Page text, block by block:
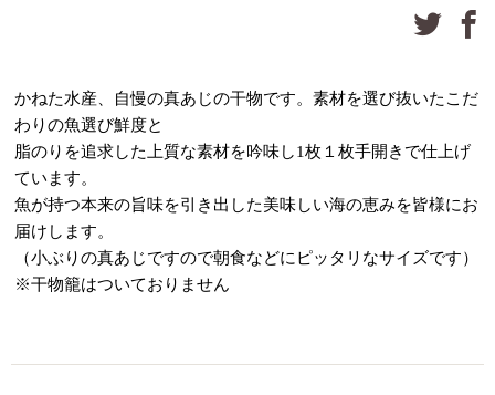
かねた水産、自慢の真あじの干物です。素材を選び抜いたこだ
わりの魚選び鮮度と
脂のりを追求した上質な素材を吟味し1枚１枚手開きで仕上げ
ています。
魚が持つ本来の旨味を引き出した美味しい海の恵みを皆様にお
届けします。
（小ぶりの真あじですので朝食などにピッタリなサイズです）
※干物籠はついておりません